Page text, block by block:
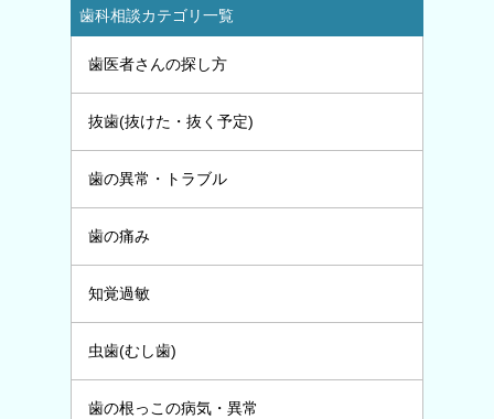
歯科相談カテゴリ一覧
歯医者さんの探し方
抜歯(抜けた・抜く予定)
歯の異常・トラブル
歯の痛み
知覚過敏
虫歯(むし歯)
歯の根っこの病気・異常